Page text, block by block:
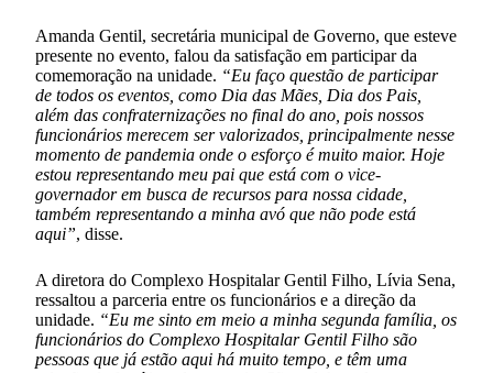
Amanda Gentil, secretária municipal de Governo, que esteve
presente no evento, falou da satisfação em participar da
comemoração na unidade. “Eu faço questão de participar
de todos os eventos, como Dia das Mães, Dia dos Pais,
além das confraternizações no final do ano, pois nossos
funcionários merecem ser valorizados, principalmente nesse
momento de pandemia onde o esforço é muito maior. Hoje
estou representando meu pai que está com o vice-
governador em busca de recursos para nossa cidade,
também representando a minha avó que não pode está
aqui”, disse.
A diretora do Complexo Hospitalar Gentil Filho, Lívia Sena,
ressaltou a parceria entre os funcionários e a direção da
unidade. “Eu me sinto em meio a minha segunda família, os
funcionários do Complexo Hospitalar Gentil Filho são
pessoas que já estão aqui há muito tempo, e têm uma